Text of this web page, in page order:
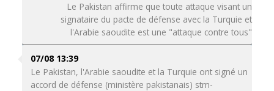
Le Pakistan affirme que toute attaque visant un
signataire du pacte de défense avec la Turquie et
l'Arabie saoudite est une "attaque contre tous"
07/08 13:39
Le Pakistan, l'Arabie saoudite et la Turquie ont signé un
accord de défense (ministère pakistanais) stm-